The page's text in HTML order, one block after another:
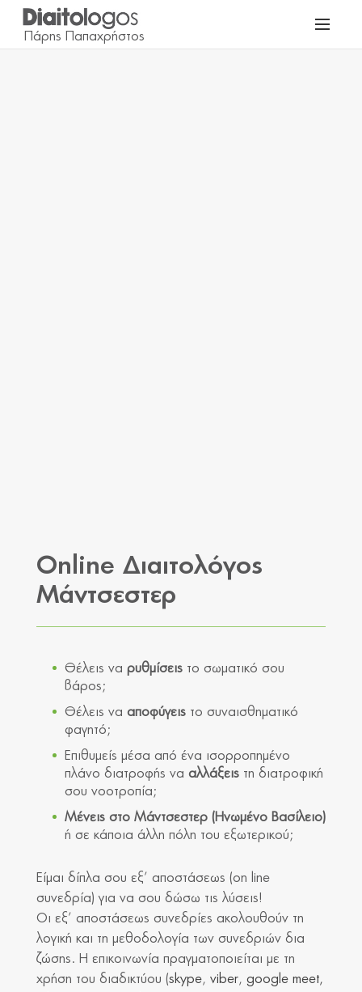
Online Διαιτολόγος
Μάντσεστερ
Θέλεις να ρυθμίσεις το σωματικό σου
βάρος;
Θέλεις να αποφύγεις το συναισθηματικό
φαγητό;
Επιθυμείς μέσα από ένα ισορροπημένο
πλάνο διατροφής να αλλάξεις τη διατροφική
σου νοοτροπία;
Μένεις στο Μάντσεστερ (Ηνωμένο Βασίλειο)
ή σε κάποια άλλη πόλη του εξωτερικού;
Είμαι δίπλα σου εξ’ αποστάσεως (on line
συνεδρία) για να σου δώσω τις λύσεις!
Οι εξ’ αποστάσεως συνεδρίες ακολουθούν τη
λογική και τη μεθοδολογία των συνεδριών δια
ζώσης. Η επικοινωνία πραγματοποιείται με τη
χρήση του διαδικτύου (skype, viber, google meet,